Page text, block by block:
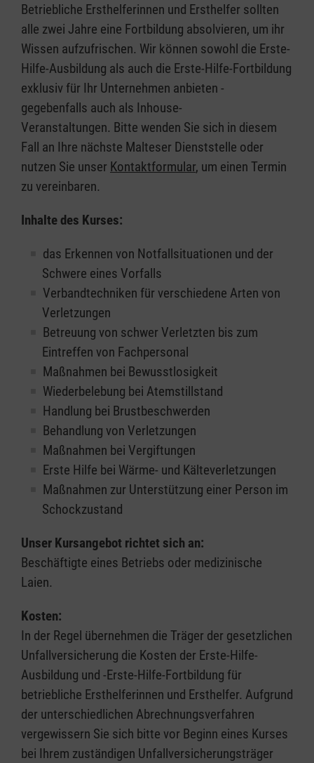
Betriebliche Ersthelferinnen und Ersthelfer sollten
alle zwei Jahre eine Fortbildung absolvieren, um ihr
Wissen aufzufrischen. Wir können sowohl die Erste-
Hilfe-Ausbildung als auch die Erste-Hilfe-Fortbildung
exklusiv für Ihr Unternehmen anbieten -
gegebenfalls auch als Inhouse-
Veranstaltungen. Bitte wenden Sie sich in diesem
Fall an Ihre nächste Malteser Dienststelle oder
nutzen Sie unser Kontaktformular, um einen Termin
zu vereinbaren.
Inhalte des Kurses:
das Erkennen von Notfallsituationen und der
Schwere eines Vorfalls
Verbandtechniken für verschiedene Arten von
Verletzungen
Betreuung von schwer Verletzten bis zum
Eintreffen von Fachpersonal
Maßnahmen bei Bewusstlosigkeit
Wiederbelebung bei Atemstillstand
Handlung bei Brustbeschwerden
Behandlung von Verletzungen
Maßnahmen bei Vergiftungen
Erste Hilfe bei Wärme- und Kälteverletzungen
Maßnahmen zur Unterstützung einer Person im
Schockzustand
Unser Kursangebot richtet sich an:
Beschäftigte eines Betriebs oder medizinische
Laien.
Kosten:
In der Regel übernehmen die Träger der gesetzlichen
Unfallversicherung die Kosten der Erste-Hilfe-
Ausbildung und -Erste-Hilfe-Fortbildung für
betriebliche Ersthelferinnen und Ersthelfer. Aufgrund
der unterschiedlichen Abrechnungsverfahren
vergewissern Sie sich bitte vor Beginn eines Kurses
bei Ihrem zuständigen Unfallversicherungsträger